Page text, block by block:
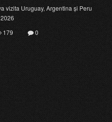
vizita Uruguay, Argentina și Peru
179 0